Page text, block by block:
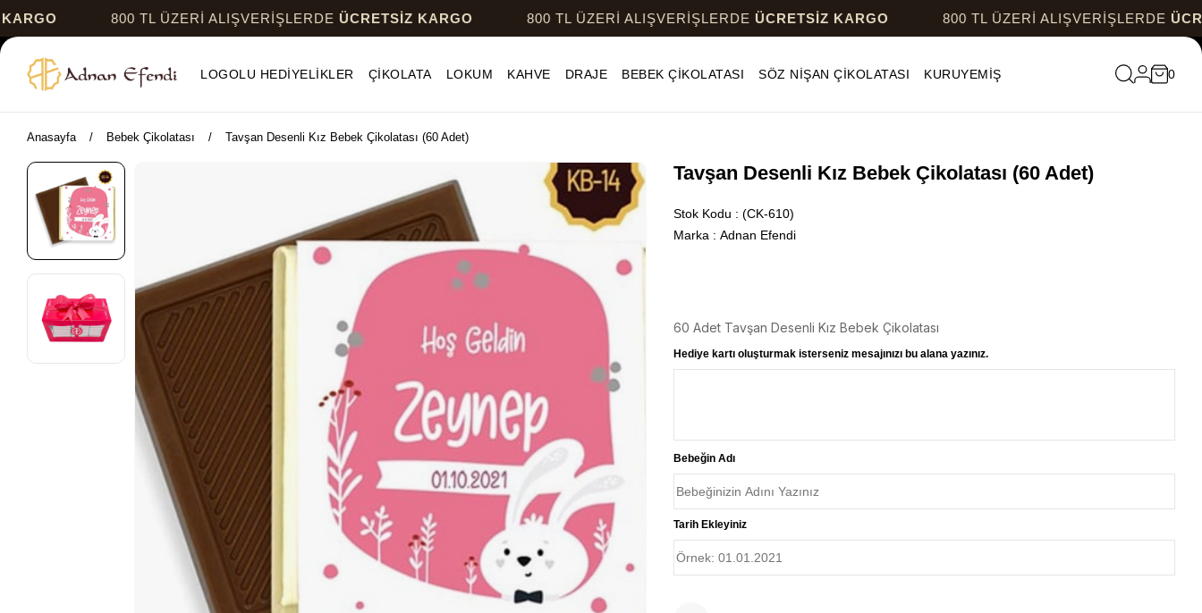
800 TL ÜZERİ ALIŞVERİŞLERDEÜCRETSİZ KARGO 800 TL ÜZERİ ALIŞVERİŞLERDEÜCRETSİZ KARGO 800 TL ÜZERİ ALIŞVERİŞLERDEÜCRETSİZ
LOGOLU HEDİYELİKLER ÇİKOLATA LOKUM KAHVE DRAJE BEBEK ÇİKOLATASI SÖZ NİŞAN ÇİKOLATASI KURUYEMİŞ 0
Anasayfa Bebek Çikolatası Tavşan Desenli Kız Bebek Çikolatası (60 Adet)
Tavşan Desenli Kız Bebek Çikolatası (60 Adet)
Stok Kodu
(CK-610)
Marka : Adnan Efendi
60 Adet Tavşan Desenli Kız Bebek Çikolatası
Hediye kartı oluşturmak isterseniz mesajınızı bu alana yazınız.
Bebeğin Adı
Tarih Ekleyiniz